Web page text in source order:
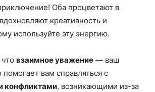
Оба процветают в
креативность и
используйте эту энергию.
взаимное уважение — ваш
вам справляться с
конфликтами, возникающими из-за